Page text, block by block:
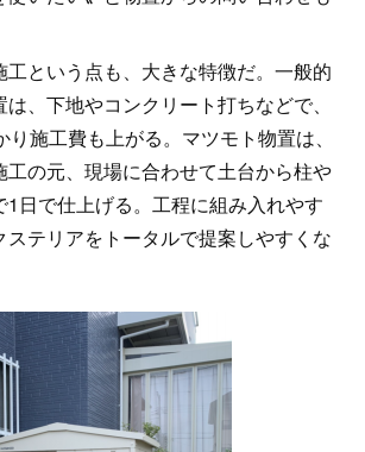
工という点も、大きな特徴だ。一般的
、下地やコンクリート打ちなどで、
施工費も上がる。マツモト物置は、
工の元、現場に合わせて土台から柱や
日で仕上げる。工程に組み入れやす
ステリアをトータルで提案しやすくな